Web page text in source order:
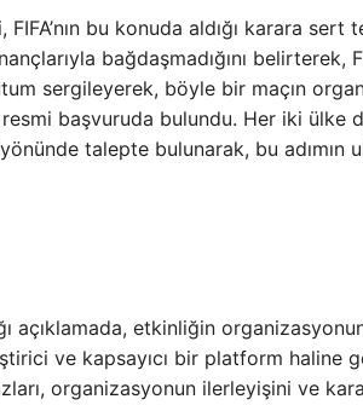
bu konuda aldığı karara
bağdaşmadığını belirterek,
sergileyerek, böyle bir maçın
başvuruda bulundu. Her iki ülke
talepte bulunarak, bu adımın
açıklamada, etkinliğin
ve kapsayıcı bir platform haline
organizasyonun ilerleyişini ve